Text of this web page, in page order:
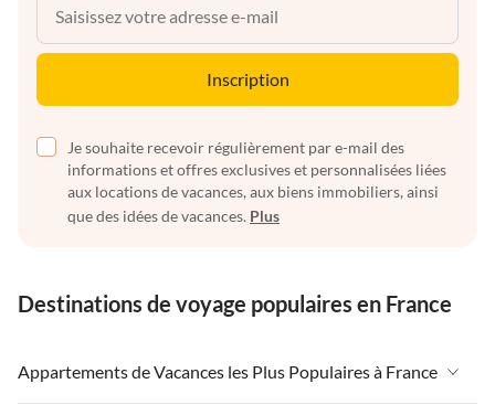
Inscription
Je souhaite recevoir régulièrement par e-mail des
informations et offres exclusives et personnalisées liées
aux locations de vacances, aux biens immobiliers, ainsi
que des idées de vacances. Plus
Destinations de voyage populaires en France
Appartements de Vacances les Plus Populaires à France